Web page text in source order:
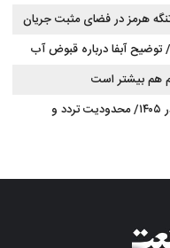
تنگه هرمز در فضای مثبت جریان
آبفا درباره قبوض آب
هم بیشتر است
ابلاغ قوانین جدید اسقاط و واردات خودرو در ۱۴۰۵/ محدودیت تردد و